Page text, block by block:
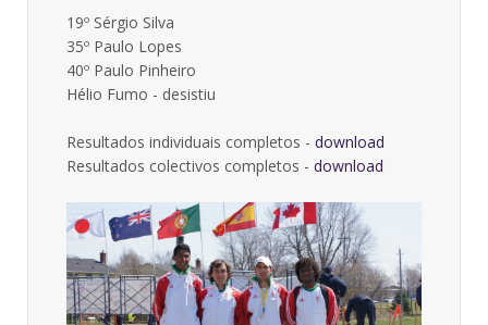
19º Sérgio Silva
35º Paulo Lopes
40º Paulo Pinheiro
Hélio Fumo - desistiu
Resultados individuais completos - download
Resultados colectivos completos - download